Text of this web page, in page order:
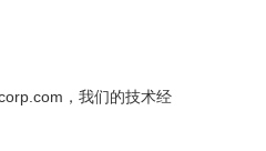
，我们的技术经